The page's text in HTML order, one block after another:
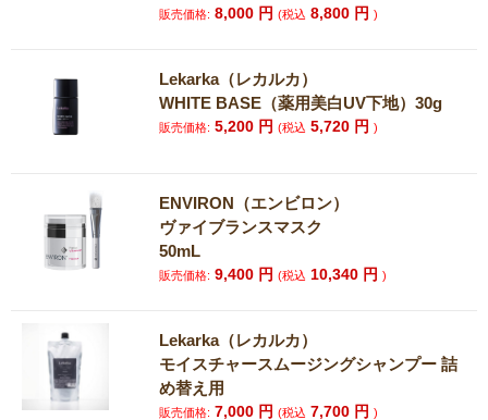
販売価格: 8,000 円(税込 8,800 円)
Lekarka（レカルカ）
WHITE BASE（薬用美白UV下地）30g
販売価格: 5,200 円(税込 5,720 円)
ENVIRON（エンビロン）
ヴァイブランスマスク
50mL
販売価格: 9,400 円(税込 10,340 円)
Lekarka（レカルカ）
モイスチャースムージングシャンプー 詰
め替え用
販売価格: 7,000 円(税込 7,700 円)